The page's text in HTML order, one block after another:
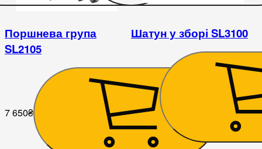
Поршнева група
SL2105
7 650₴
Шатун у зборі SL3100
1 395₴